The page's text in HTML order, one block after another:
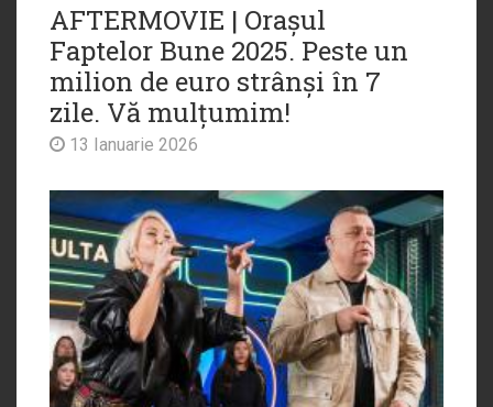
AFTERMOVIE | Orașul
Faptelor Bune 2025. Peste un
milion de euro strânși în 7
zile. Vă mulțumim!
13 Ianuarie 2026